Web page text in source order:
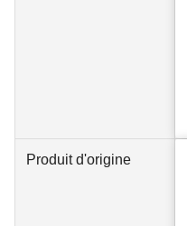
Produit d'origine